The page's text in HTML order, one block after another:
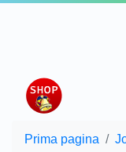
Prima pagina